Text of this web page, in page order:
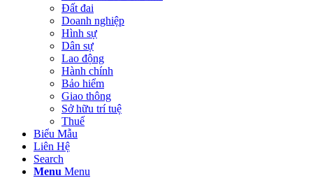
Đất đai
Doanh nghiệp
Hình sự
Dân sự
Lao động
Hành chính
Bảo hiểm
Giao thông
Sở hữu trí tuệ
Thuế
Biểu Mẫu
Liên Hệ
Search
Menu Menu